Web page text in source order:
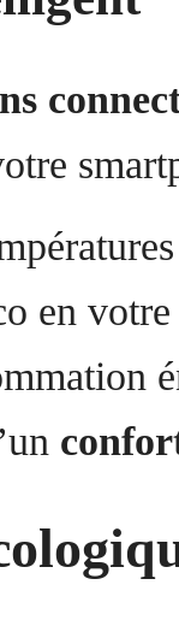
en votre